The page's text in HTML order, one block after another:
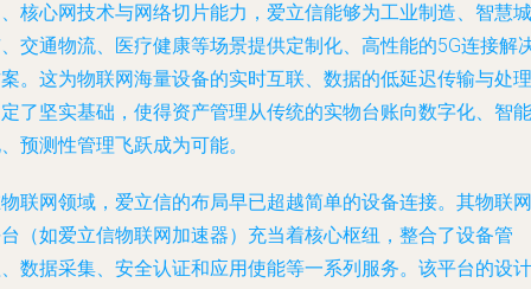
核心网技术与网络切片能力，爱立信能够为工业制造、智慧城
交通物流、医疗健康等场景提供定制化、高性能的5G连接解
。这为物联网海量设备的实时互联、数据的低延迟传输与处理
了坚实基础，使得资产管理从传统的实物台账向数字化、智能
预测性管理飞跃成为可能。
联网领域，爱立信的布局早已超越简单的设备连接。其物联网
（如爱立信物联网加速器）充当着核心枢纽，整合了设备管
数据采集、安全认证和应用使能等一系列服务。该平台的设计